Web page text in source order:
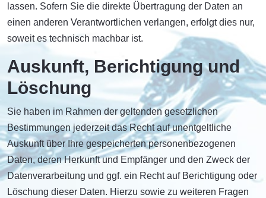
lassen. Sofern Sie die direkte Übertragung der Daten an
einen anderen Verantwortlichen verlangen, erfolgt dies nur,
soweit es technisch machbar ist.
Auskunft, Berichtigung und
Löschung
Sie haben im Rahmen der geltenden gesetzlichen
Bestimmungen jederzeit das Recht auf unentgeltliche
Auskunft über Ihre gespeicherten personenbezogenen
Daten, deren Herkunft und Empfänger und den Zweck der
Datenverarbeitung und ggf. ein Recht auf Berichtigung oder
Löschung dieser Daten. Hierzu sowie zu weiteren Fragen